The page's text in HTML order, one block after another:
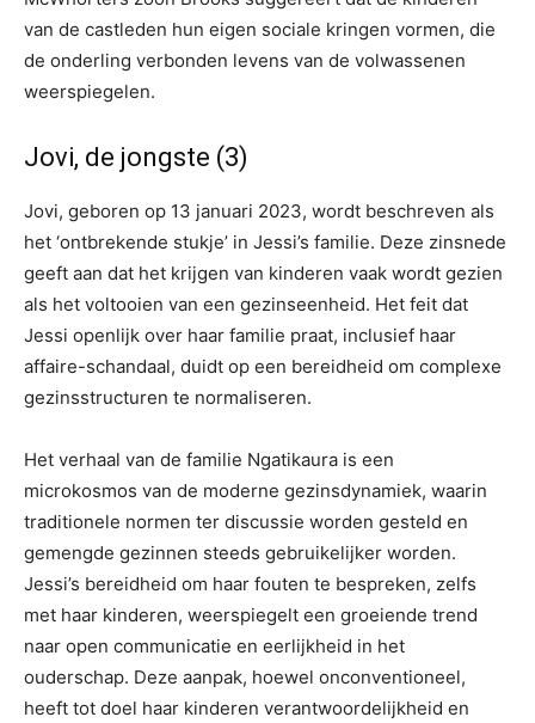
van de castleden hun eigen sociale kringen vormen, die
de onderling verbonden levens van de volwassenen
weerspiegelen.
Jovi, de jongste (3)
Jovi, geboren op 13 januari 2023, wordt beschreven als
het ‘ontbrekende stukje’ in Jessi’s familie. Deze zinsnede
geeft aan dat het krijgen van kinderen vaak wordt gezien
als het voltooien van een gezinseenheid. Het feit dat
Jessi openlijk over haar familie praat, inclusief haar
affaire-schandaal, duidt op een bereidheid om complexe
gezinsstructuren te normaliseren.
Het verhaal van de familie Ngatikaura is een
microkosmos van de moderne gezinsdynamiek, waarin
traditionele normen ter discussie worden gesteld en
gemengde gezinnen steeds gebruikelijker worden.
Jessi’s bereidheid om haar fouten te bespreken, zelfs
met haar kinderen, weerspiegelt een groeiende trend
naar open communicatie en eerlijkheid in het
ouderschap. Deze aanpak, hoewel onconventioneel,
heeft tot doel haar kinderen verantwoordelijkheid en